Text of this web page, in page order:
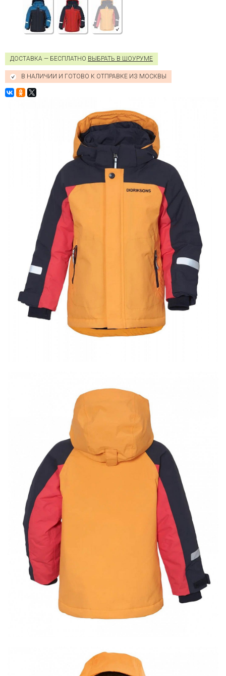
ДОСТАВКА — БЕСПЛАТНО ВЫБРАТЬ В ШОУРУМЕ
В НАЛИЧИИ И ГОТОВО К ОТПРАВКЕ ИЗ МОСКВЫ